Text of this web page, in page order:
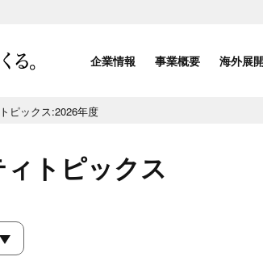
企業情報 事業概要 海外展
ピックス:2026年度
トピックス